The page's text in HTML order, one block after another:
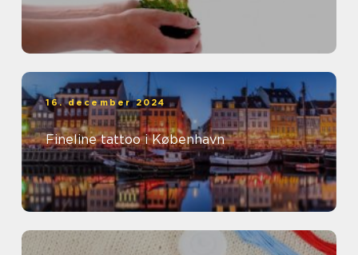
16. december 2024
Fineline tattoo i København